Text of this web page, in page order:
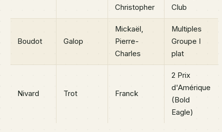
Christopher
Club
Boudot Galop
Mickaël,
Pierre-
Charles
Multiples
Groupe I
plat
Nivard Trot Franck
2 Prix
d'Amérique
(Bold
Eagle)